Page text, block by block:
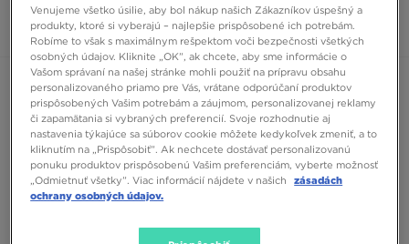
Nike Air Force 1 '07
0 produktov
Zoradiť:Odporúčané Filtrovať
Žiadne produkty na zobrazenie
Venujeme všetko úsilie, aby bol nákup našich Zákazníkov úspešný a
produkty, ktoré si vyberajú – najlepšie prispôsobené ich potrebám.
Robíme to však s maximálnym rešpektom voči bezpečnosti všetkých
osobných údajov. Kliknite „OK”, ak chcete, aby sme informácie o
Vašom správaní na našej stránke mohli použiť na prípravu obsahu
personalizovaného priamo pre Vás, vrátane odporúčaní produktov
prispôsobených Vašim potrebám a záujmom, personalizovanej reklamy
či zapamätania si vybraných preferencií. Svoje rozhodnutie aj
nastavenia týkajúce sa súborov cookie môžete kedykoľvek zmeniť, a to
kliknutím na „Prispôsobiť”. Ak nechcete dostávať personalizovanú
ponuku produktov prispôsobenú Vašim preferenciám, vyberte možnosť
„Odmietnuť všetky”. Viac informácií nájdete v našich
zásadách
ochrany osobných údajov.